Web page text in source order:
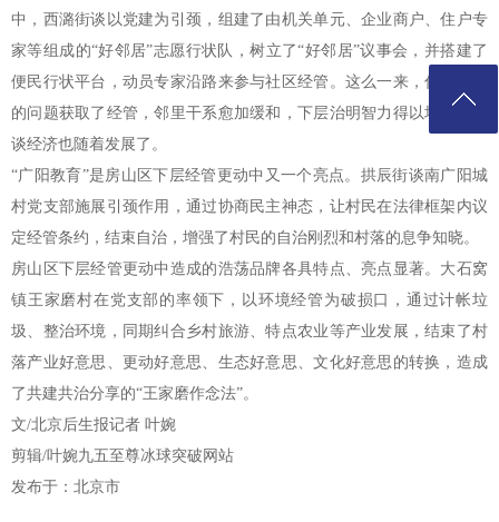
中，西潞街谈以党建为引颈，组建了由机关单元、企业商户、住户专
家等组成的“好邻居”志愿行状队，树立了“好邻居”议事会，并搭建了
便民行状平台，动员专家沿路来参与社区经管。这么一来，住户反应
的问题获取了经管，邻里干系愈加缓和，下层治明智力得以培植，街
谈经济也随着发展了。
“广阳教育”是房山区下层经管更动中又一个亮点。拱辰街谈南广阳城
村党支部施展引颈作用，通过协商民主神态，让村民在法律框架内议
定经管条约，结束自治，增强了村民的自治刚烈和村落的息争知晓。
房山区下层经管更动中造成的浩荡品牌各具特点、亮点显著。大石窝
镇王家磨村在党支部的率领下，以环境经管为破损口，通过计帐垃
圾、整治环境，同期纠合乡村旅游、特点农业等产业发展，结束了村
落产业好意思、更动好意思、生态好意思、文化好意思的转换，造成
了共建共治分享的“王家磨作念法”。
文/北京后生报记者 叶婉
剪辑/叶婉九五至尊冰球突破网站
发布于：北京市